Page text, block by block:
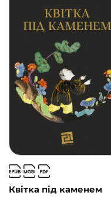
Квітка під каменем